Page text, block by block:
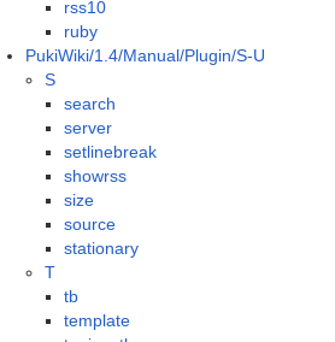
rss10
ruby
PukiWiki/1.4/Manual/Plugin/S-U
S
search
server
setlinebreak
showrss
size
source
stationary
T
tb
template